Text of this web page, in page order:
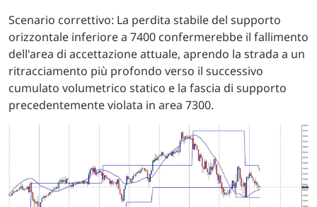
Scenario correttivo: La perdita stabile del supporto
orizzontale inferiore a 7400 confermerebbe il fallimento
dell'area di accettazione attuale, aprendo la strada a un
ritracciamento più profondo verso il successivo
cumulato volumetrico statico e la fascia di supporto
precedentemente violata in area 7300.